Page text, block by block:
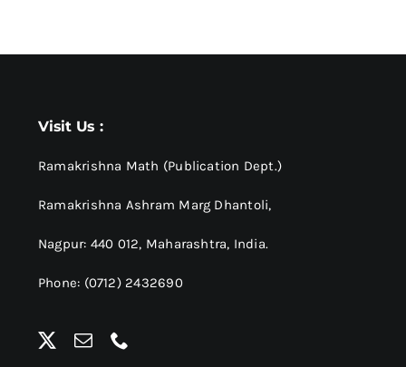
Visit Us :
Ramakrishna Math (Publication Dept.)
Ramakrishna Ashram Marg Dhantoli,
Nagpur: 440 012, Maharashtra, India.
Phone: (0712) 2432690